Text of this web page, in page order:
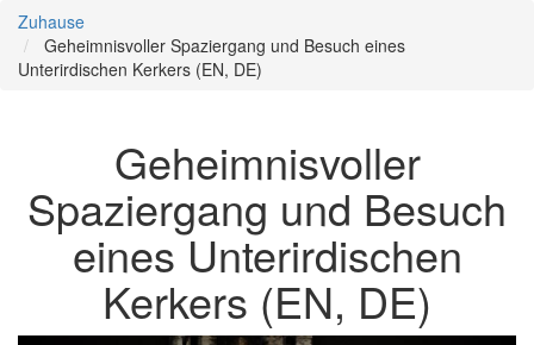
Zuhause
Geheimnisvoller Spaziergang und Besuch eines
Unterirdischen Kerkers (EN, DE)
Geheimnisvoller
Spaziergang und Besuch
eines Unterirdischen
Kerkers (EN, DE)